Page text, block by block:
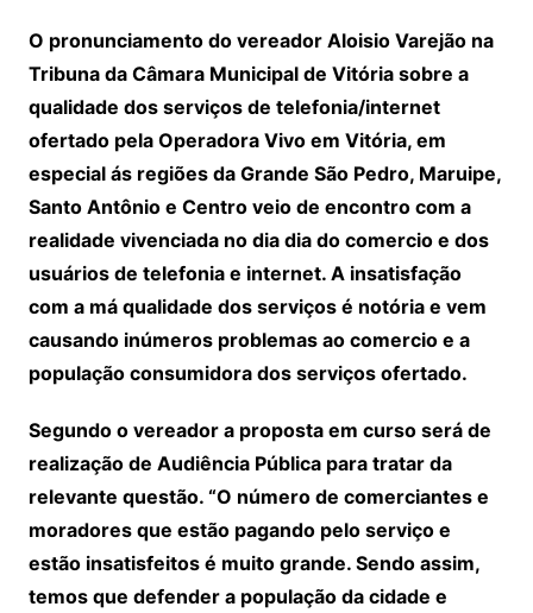
O pronunciamento do vereador Aloisio Varejão na
Tribuna da Câmara Municipal de Vitória sobre a
qualidade dos serviços de telefonia/internet
ofertado pela Operadora Vivo em Vitória, em
especial ás regiões da Grande São Pedro, Maruipe,
Santo Antônio e Centro veio de encontro com a
realidade vivenciada no dia dia do comercio e dos
usuários de telefonia e internet. A insatisfação
com a má qualidade dos serviços é notória e vem
causando inúmeros problemas ao comercio e a
população consumidora dos serviços ofertado.
Segundo o vereador a proposta em curso será de
realização de Audiência Pública para tratar da
relevante questão. “O número de comerciantes e
moradores que estão pagando pelo serviço e
estão insatisfeitos é muito grande. Sendo assim,
temos que defender a população da cidade e